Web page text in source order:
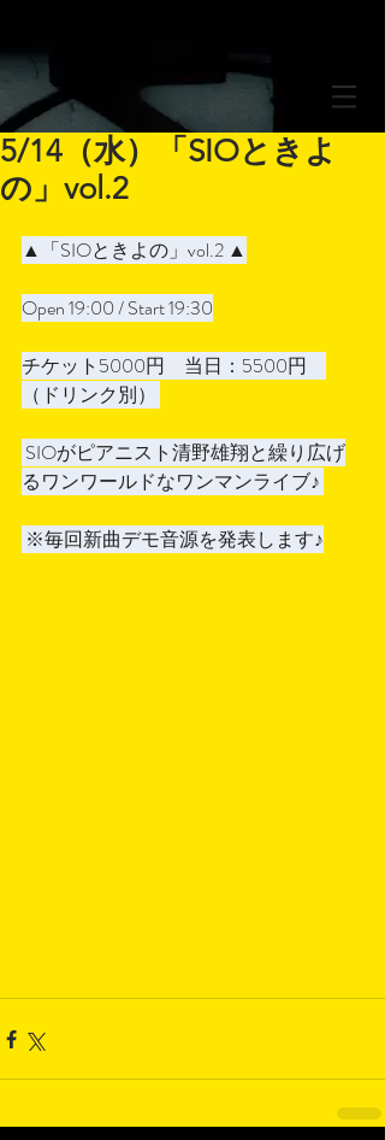
5/14（水）「SIOときよ
の」vol.2
▲「SIOときよの」vol.2 ▲
Open 19:00 / Start 19:30
チケット5000円　当日：5500円
（ドリンク別）
SIOがピアニスト清野雄翔と繰り広げ
るワンワールドなワンマンライブ♪
※毎回新曲デモ音源を発表します♪